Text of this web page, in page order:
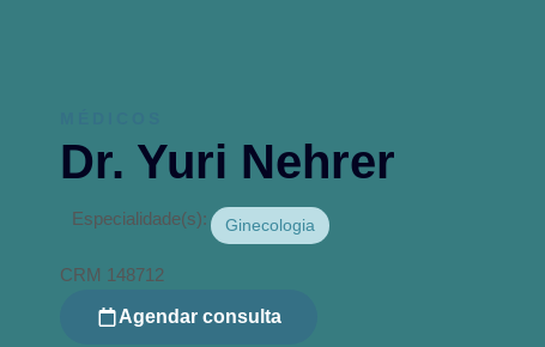
Dr. Yuri Nehrer
Especialidade(s): Ginecologia
CRM 148712
Agendar consulta